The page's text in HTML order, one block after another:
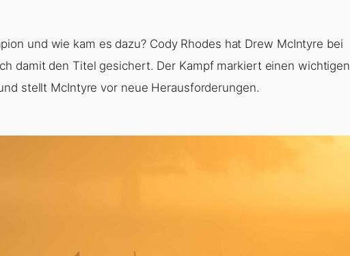
und wie kam es dazu? Cody Rhodes hat Drew McIntyre bei
damit den Titel gesichert. Der Kampf markiert einen wichtigen
stellt McIntyre vor neue Herausforderungen.